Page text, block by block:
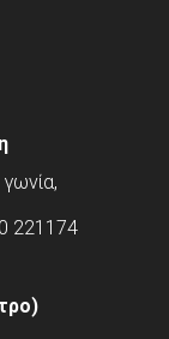
221174